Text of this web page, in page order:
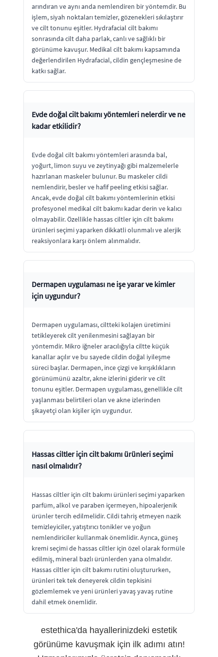
arındıran ve aynı anda nemlendiren bir yöntemdir. Bu
işlem, siyah noktaları temizler, gözenekleri sıkılaştırır
ve cilt tonunu eşitler. Hydrafacial cilt bakımı
sonrasında cilt daha parlak, canlı ve sağlıklı bir
görünüme kavuşur. Medikal cilt bakımı kapsamında
değerlendirilen Hydrafacial, cildin gençleşmesine de
katkı sağlar.
Evde doğal cilt bakımı yöntemleri nelerdir ve ne
kadar etkilidir?
Evde doğal cilt bakımı yöntemleri arasında bal,
yoğurt, limon suyu ve zeytinyağı gibi malzemelerle
hazırlanan maskeler bulunur. Bu maskeler cildi
nemlendirir, besler ve hafif peeling etkisi sağlar.
Ancak, evde doğal cilt bakımı yöntemlerinin etkisi
profesyonel medikal cilt bakımı kadar derin ve kalıcı
olmayabilir. Özellikle hassas ciltler için cilt bakımı
ürünleri seçimi yaparken dikkatli olunmalı ve alerjik
reaksiyonlara karşı önlem alınmalıdır.
Dermapen uygulaması ne işe yarar ve kimler
için uygundur?
Dermapen uygulaması, ciltteki kolajen üretimini
tetikleyerek cilt yenilenmesini sağlayan bir
yöntemdir. Mikro iğneler aracılığıyla ciltte küçük
kanallar açılır ve bu sayede cildin doğal iyileşme
süreci başlar. Dermapen, ince çizgi ve kırışıklıkların
görünümünü azaltır, akne izlerini giderir ve cilt
tonunu eşitler. Dermapen uygulaması, genellikle cilt
yaşlanması belirtileri olan ve akne izlerinden
şikayetçi olan kişiler için uygundur.
Hassas ciltler için cilt bakımı ürünleri seçimi
nasıl olmalıdır?
Hassas ciltler için cilt bakımı ürünleri seçimi yaparken
parfüm, alkol ve paraben içermeyen, hipoalerjenik
ürünler tercih edilmelidir. Cildi tahriş etmeyen nazik
temizleyiciler, yatıştırıcı tonikler ve yoğun
nemlendiriciler kullanmak önemlidir. Ayrıca, güneş
kremi seçimi de hassas ciltler için özel olarak formüle
edilmiş, mineral bazlı ürünlerden yana olmalıdır.
Hassas ciltler için cilt bakımı rutini oluştururken,
ürünleri tek tek deneyerek cildin tepkisini
gözlemlemek ve yeni ürünleri yavaş yavaş rutine
dahil etmek önemlidir.
estethica'da hayallerinizdeki estetik
görünüme kavuşmak için ilk adımı atın!